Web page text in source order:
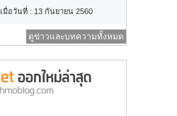
เมื่อวันที่ : 13 กันยายน 2560
ดูข่าวและบทความทั้งหมด